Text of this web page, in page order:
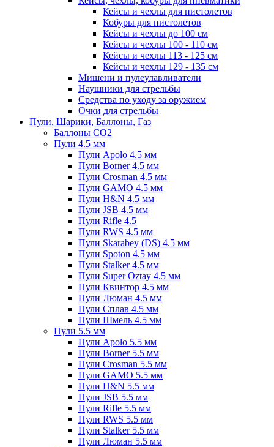
Кейсы и чехлы для пистолетов
Кобуры для пистолетов
Кейсы и чехлы до 100 см
Кейсы и чехлы 100 - 110 см
Кейсы и чехлы 113 - 125 см
Кейсы и чехлы 129 - 135 см
Мишени и пулеулавливатели
Наушники для стрельбы
Средства по уходу за оружием
Очки для стрельбы
Пули, Шарики, Баллоны, Газ
Баллоны CO2
Пули 4.5 мм
Пули Apolo 4.5 мм
Пули Borner 4.5 мм
Пули Crosman 4.5 мм
Пули GAMO 4.5 мм
Пули H&N 4.5 мм
Пули JSB 4.5 мм
Пули Rifle 4.5
Пули RWS 4.5 мм
Пули Skarabey (DS) 4.5 мм
Пули Spoton 4.5 мм
Пули Stalker 4.5 мм
Пули Super Oztay 4.5 мм
Пули Квинтор 4.5 мм
Пули Люман 4.5 мм
Пули Сплав 4.5 мм
Пули Шмель 4.5 мм
Пули 5.5 мм
Пули Apolo 5.5 мм
Пули Borner 5.5 мм
Пули Crosman 5.5 мм
Пули GAMO 5.5 мм
Пули H&N 5.5 мм
Пули JSB 5.5 мм
Пули Rifle 5.5 мм
Пули RWS 5.5 мм
Пули Stalker 5.5 мм
Пули Люман 5.5 мм